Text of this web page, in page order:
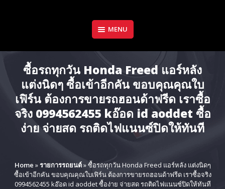
MENU
ซื้อรถทุกวัน Honda Freed แอร์หลัง
แต่งนิดๆ ซื้อเข้าอีกคัน ขอบคุณคุณใบ
เฟิร์น ต้องการขายรถฮอนด้าฟรีด เราซื้อ
จริง 0994562455 kอ๊อด id aoddet ซื้อ
ง่าย จ่ายสด รถติดไฟแนนซ์ปิดให้ทันที
Home »รายการรถยนต์»ซื้อรถทุกวัน Honda Freed แอร์หลัง แต่งนิดๆ
ซื้อเข้าอีกคัน ขอบคุณคุณใบเฟิร์น ต้องการขายรถฮอนด้าฟรีด เราซื้อจริง
0994562455 kอ๊อด id aoddet ซื้อง่าย จ่ายสด รถติดไฟแนนซ์ปิดให้ทันที